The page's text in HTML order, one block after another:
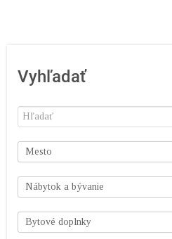
Vyhľadať